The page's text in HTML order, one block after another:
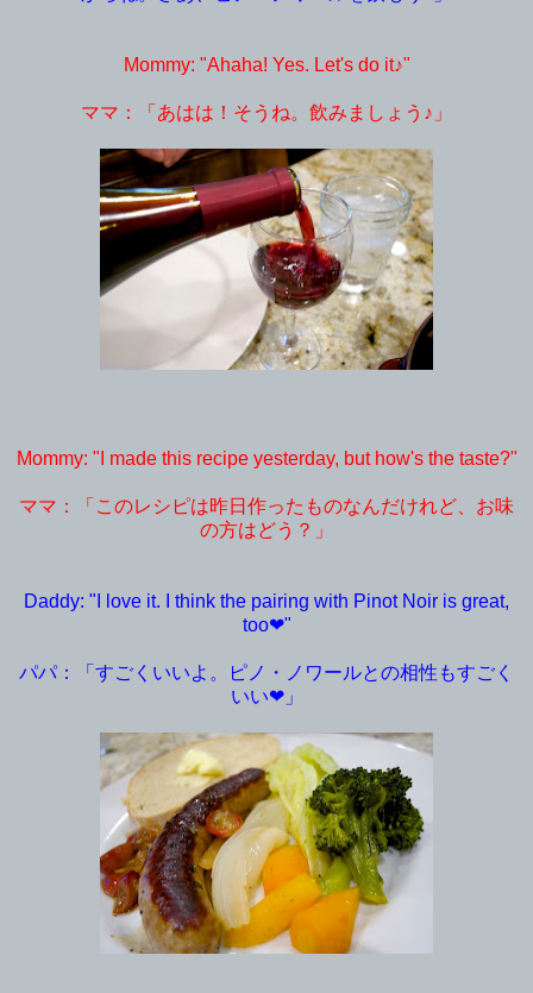
Mommy: "Ahaha! Yes. Let's do it♪"
ママ：「あはは！そうね。飲みましょう♪」
Mommy: "I made this recipe yesterday, but how's the taste?"
ママ：「このレシピは昨日作ったものなんだけれど、お味
の方はどう？」
Daddy: "I love it. I think the pairing with Pinot Noir is great,
too❤︎"
パパ：「すごくいいよ。ピノ・ノワールとの相性もすごく
いい❤︎」